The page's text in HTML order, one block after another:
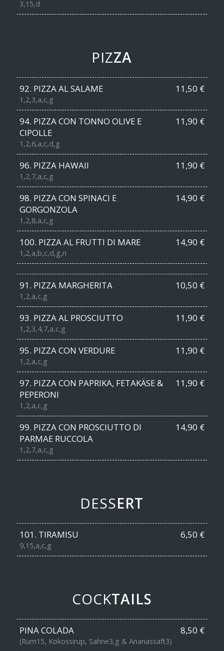
3,15,d
PIZZA
92. PIZZA AL SALAME 11,50 €
1,2,3,a,c,g
94. PIZZA CON TONNO OLIVE E
CIPOLLE
11,90 €
1,2,6,a,c,d,g
96. PIZZA HAWAII 11,90 €
1,2,7,a,c,g
98. PIZZA CON SPINACI E
GORGONZOLA
14,90 €
1,2,8,a,c,g
100. PIZZA AL FRUTTI DI MARE 14,90 €
1,2,a,b,c,d,g,n
91. PIZZA MARGHERITA 10,50 €
1,2,a,c,g
93. PIZZA AL PROSCIUTTO 11,90 €
1,2,3,4,7,a,c,g
95. PIZZA CON VERDURE 11,90 €
1,2,a,c,g
97. PIZZA CON PAPRIKA, FETAKÄSE &
PEPERONI
11,90 €
1,2,a,c,g
99. PIZZA CON PROSCIUTTO DI
PARMAE RUCCOLA
14,90 €
1,2,7,a,c,g
DESSERT
101. TIRAMISU 6,50 €
9,15,a,c,g
COCKTAILS
PINA COLADA 8,50 €
(Rum15, Kokossirup, Sahne3,g & Ananassaft3)